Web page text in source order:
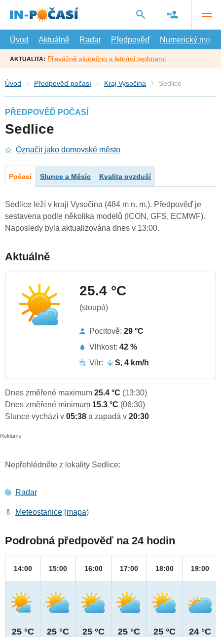
hlavní
Úvod
Aktuálně Radar Předpověď Numerický model
AKTUALITA: Převážně slunečno s letními teplotami
Úvod Předpověď počasí Kraj Vysočina Sedlice
PŘEDPOVĚĎ POČASÍ
Sedlice
Označit jako domovské město
Počasí Slunce a Měsíc Kvalita ovzduší
Sedlice leží v kraji Vysočina (484 m n. m.). Předpověď je
sestavena podle několika modelů (ICON, GFS, ECMWF).
Naposledy byla aktualizována dnes v 13:00.
Aktuálně
25.4 °C
(stoupá)
Pocitově: 29 °C
Vlhkost: 42 %
Vítr:
S, 4 km/h
Dnes změřené maximum 25.4 °C (13:30)
Dnes změřené minimum 15.3 °C (06:30)
Slunce vychází v 05:38 a zapadá v 20:30
Nepřehlédněte z lokality Sedlice:
Radar
Meteostanice (mapa)
Podrobná předpověď na 24 hodin
14:00
25 °C
15:00
25 °C
16:00
25 °C
17:00
25 °C
18:00
25 °C
19:00
24 °C